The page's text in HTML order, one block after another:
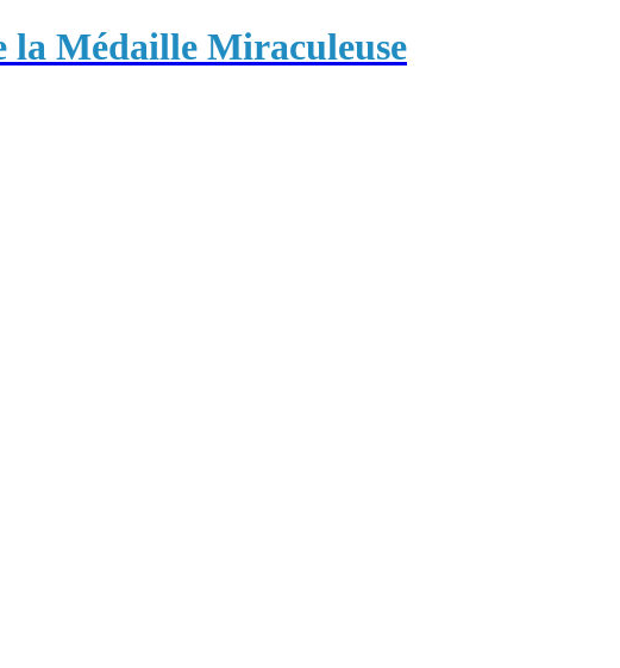
la Médaille Miraculeuse